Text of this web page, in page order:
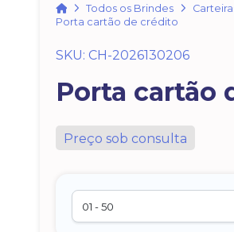
HomeTodos os Brindes
Porta cartão de crédito
SKU: CH-2026130206
Porta cartão
Preço sob consulta